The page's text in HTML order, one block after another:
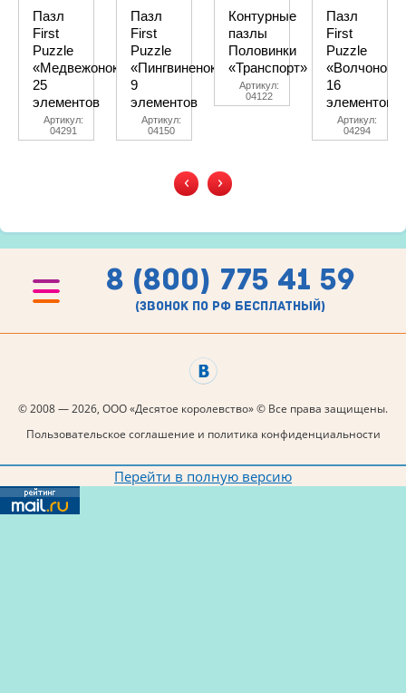
Пазл
First
Puzzle
«Медвежонок»
25
элементов
Артикул:
04291
Пазл
First
Puzzle
«Пингвиненок»
9
элементов
Артикул:
04150
Контурные
пазлы
Половинки
«Транспорт»
Артикул:
04122
Пазл
First
Puzzle
«Волчонок»
16
элементов
Артикул:
04294
‹ ›
8 (800) 775 41 59
(звонок по рф бесплатный)
© 2008 — 2026, ООО «Десятое королевство» © Все права защищены.
Пользовательское соглашение и политика конфиденциальности
Перейти в полную версию